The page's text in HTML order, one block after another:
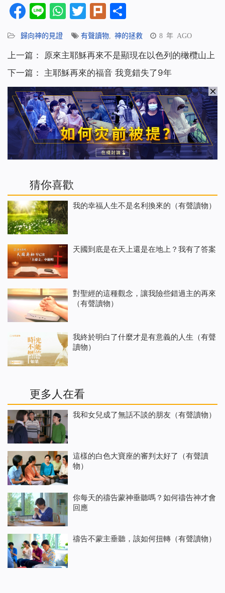
Facebook
LineWhatsApp
Twitter
Plurk
享
歸向神的見證 有聲讀物 神的拯救 8 年 AGO
上一篇：
原來主耶穌再來不是顯現在以色列的橄欖山上
下一篇：
主耶穌再來的福音 我竟錯失了9年
猜你喜歡
我的幸福人生不是名利換來的（有聲讀物）
天國到底是在天上還是在地上？我有了答案
對聖經的這種觀念，讓我險些錯過主的再來
（有聲讀物）
我終於明白了什麼才是有意義的人生（有聲
讀物）
更多人在看
我和女兒成了無話不談的朋友（有聲讀物）
這樣的白色大寶座的審判太好了（有聲讀
物）
你每天的禱告蒙神垂聽嗎？如何禱告神才會
回應
禱告不蒙主垂聽，該如何扭轉（有聲讀物）